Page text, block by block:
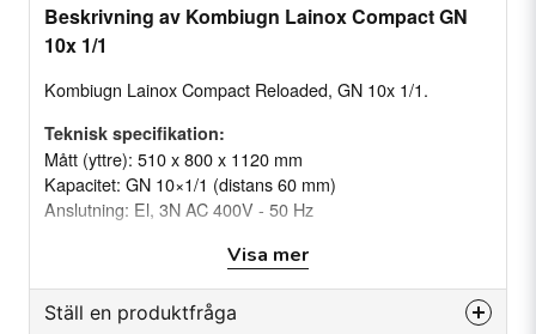
Beskrivning av Kombiugn Lainox Compact GN
10x 1/1
Kombiugn Lainox Compact Reloaded, GN 10x 1/1.
Teknisk specifikation:
Mått (yttre): 510 x 800 x 1120 mm
Kapacitet: GN 10×1/1 (distans 60 mm)
Anslutning: El, 3N AC 400V - 50 Hz
Visa mer
Ställ en produktfråga